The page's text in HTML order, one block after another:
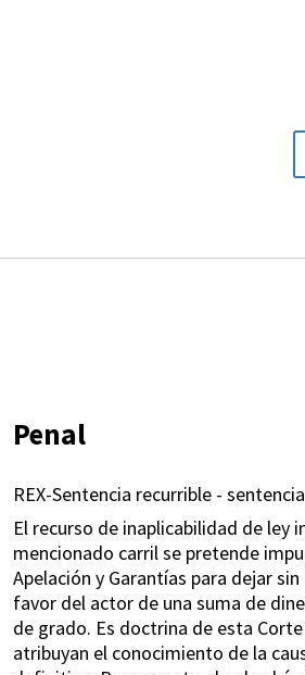
Penal
REX-Sentencia recurrible -
El recurso de inaplicabilidad de ley
mencionado carril se pretende
Apelación y Garantías para dejar
favor del actor de una suma de
de grado. Es doctrina de esta
atribuyan el conocimiento de la